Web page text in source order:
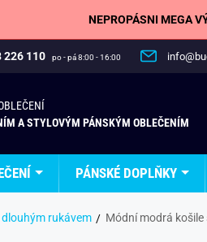
NEPROPÁSNI MEGA
226 110 po - pá 8:00 - 16:00
A STYLOVÝM PÁNSKÝM OBLEČENÍM
PÁNSKÉ DOPLŇKY
dlouhým rukávem Módní modrá košile